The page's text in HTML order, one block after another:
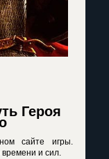
Героя
сайте игры.
и сил.